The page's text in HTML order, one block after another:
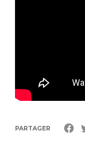
PARTAGER